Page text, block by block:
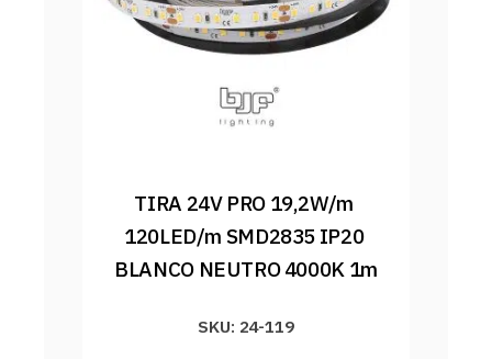
TIRA 24V PRO 19,2W/m
120LED/m SMD2835 IP20
BLANCO NEUTRO 4000K 1m
SKU: 24-119